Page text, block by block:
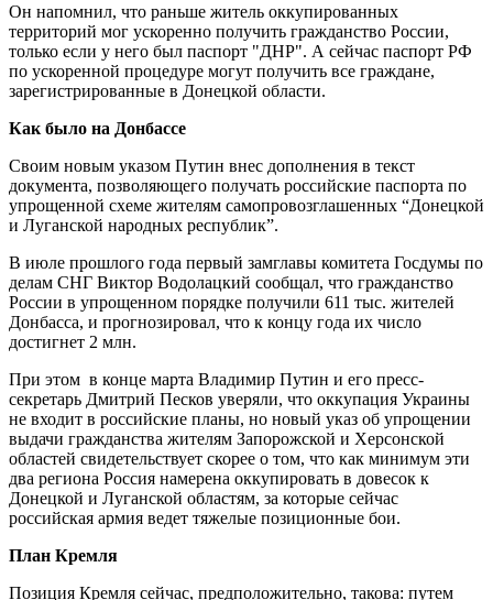
Он напомнил, что раньше житель оккупированных
территорий мог ускоренно получить гражданство России,
только если у него был паспорт "ДНР". А сейчас паспорт РФ
по ускоренной процедуре могут получить все граждане,
зарегистрированные в Донецкой области.
Как было на Донбассе
Своим новым указом Путин внес дополнения в текст
документа, позволяющего получать российские паспорта по
упрощенной схеме жителям самопровозглашенных “Донецкой
и Луганской народных республик”.
В июле прошлого года первый замглавы комитета Госдумы по
делам СНГ Виктор Водолацкий сообщал, что гражданство
России в упрощенном порядке получили 611 тыс. жителей
Донбасса, и прогнозировал, что к концу года их число
достигнет 2 млн.
При этом в конце марта Владимир Путин и его пресс-
секретарь Дмитрий Песков уверяли, что оккупация Украины
не входит в российские планы, но новый указ об упрощении
выдачи гражданства жителям Запорожской и Херсонской
областей свидетельствует скорее о том, что как минимум эти
два региона Россия намерена оккупировать в довесок к
Донецкой и Луганской областям, за которые сейчас
российская армия ведет тяжелые позиционные бои.
План Кремля
Позиция Кремля сейчас, предположительно, такова: путем